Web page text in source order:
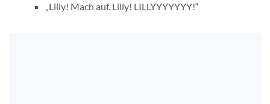
„Lilly! Mach auf. Lilly! LILLYYYYYYY!“